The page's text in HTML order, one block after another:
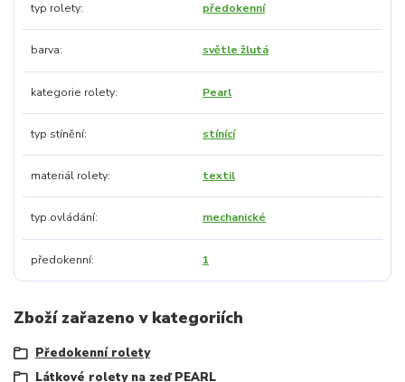
typ rolety předokenní
barva světle žlutá
kategorie rolety Pearl
typ stínění stínící
materiál rolety textil
typ ovládání mechanické
předokenní 1
Zboží zařazeno v kategoriích
Předokenní rolety
Látkové rolety na zeď PEARL